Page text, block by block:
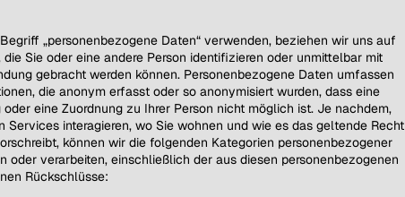
„personenbezogene Daten“ verwenden, beziehen wir uns auf
die Sie oder eine andere Person identifizieren oder unmittelbar mit
gebracht werden können. Personenbezogene Daten umfassen
die anonym erfasst oder so anonymisiert wurden, dass eine
eine Zuordnung zu Ihrer Person nicht möglich ist. Je nachdem,
Services interagieren, wo Sie wohnen und wie es das geltende Recht
können wir die folgenden Kategorien personenbezogener
oder verarbeiten, einschließlich der aus diesen personenbezogenen
Rückschlüsse: